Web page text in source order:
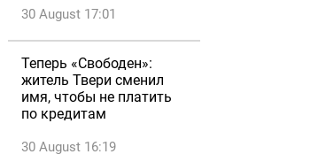
30 August 17:01
Теперь «Свободен»:
житель Твери сменил
имя, чтобы не платить
по кредитам
30 August 16:19